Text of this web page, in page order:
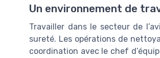
Un environnement de
Travailler dans le secteur de
sureté. Les opérations de
coordination avec le chef